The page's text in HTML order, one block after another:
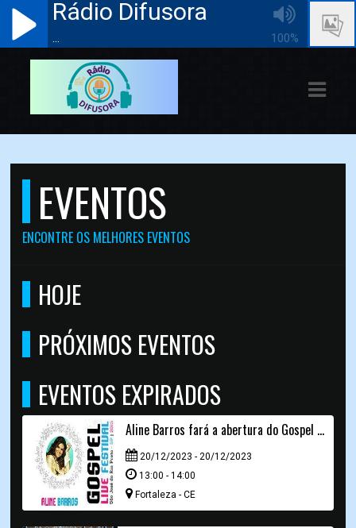
Rádio Difusora
100%
EVENTOS
ENCONTRE OS MELHORES EVENTOS
HOJE
PRÓXIMOS EVENTOS
EVENTOS EXPIRADOS
Aline Barros fará a abertura do Gospel Live Festival
20/12/2023 - 20/12/2023
13:00 - 14:00
Fortaleza - CE